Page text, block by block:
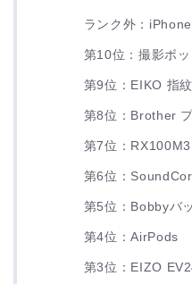
ランク外：
第10位：撮影ボッ
第9位：EIKO 指
第8位：Brother
第7位：RX100M3
第6位：
第5位：Bobbyバ
第4位：AirPods
第3位：EIZO